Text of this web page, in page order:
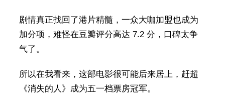
剧情真正找回了港片精髓，一众大咖加盟也成为
加分项，难怪在豆瓣评分高达 7.2 分，口碑太争
气了。
所以在我看来，这部电影很可能后来居上，赶超
《消失的人》成为五一档票房冠军。